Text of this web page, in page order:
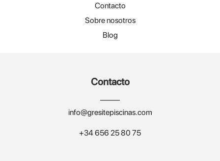
Contacto
Sobre nosotros
Blog
Contacto
info@gresitepiscinas.com
+34 656 25 80 75